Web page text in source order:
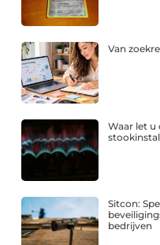
Van
Waar let u
Sitcon:
bedrijven